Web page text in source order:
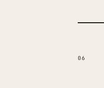
06